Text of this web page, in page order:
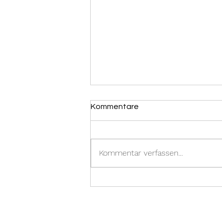
Kommentare
Kommentar verfassen...